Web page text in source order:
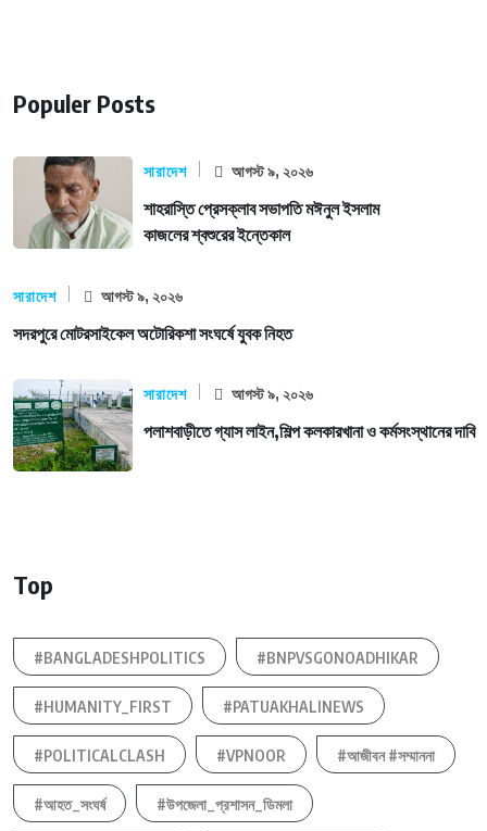
Populer Posts
সারাদেশ আগস্ট ৯, ২০২৬
শাহরাস্তি প্রেসক্লাব সভাপতি মঈনুল ইসলাম
কাজলের শ্বশুরের ইন্তেকাল
সারাদেশ আগস্ট ৯, ২০২৬
সদরপুরে মোটরসাইকেল অটোরিকশা সংঘর্ষে যুবক নিহত
সারাদেশ আগস্ট ৯, ২০২৬
পলাশবাড়ীতে গ্যাস লাইন,শিল্প কলকারখানা ও কর্মসংস্থানের দাবি
Top
#BANGLADESHPOLITICS #BNPVSGONOADHIKAR
#HUMANITY_FIRST #PATUAKHALINEWS
#POLITICALCLASH #VPNOOR #আজীবন #সম্মাননা
#আহত_সংঘর্ষ #উপজেলা_প্রশাসন_ডিমলা